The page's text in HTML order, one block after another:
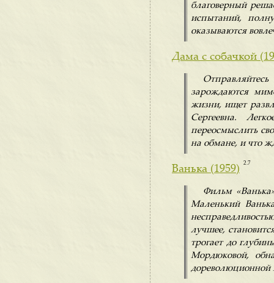
благоверный
испытаний,
оказываются
Дама с собачкой
зарождаются
жизни, ищет
Сергеевна.
переосмыслить
на обмане, и что
Ванька (1959)
2.7
Фильм
Маленький
лучшее,
трогает до
Мордюковой,
дореволюционной